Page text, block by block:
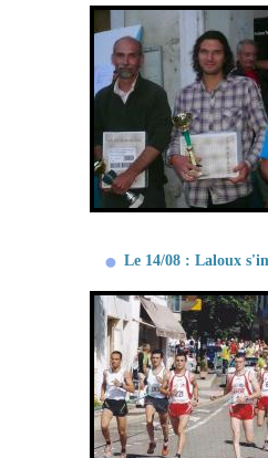
Le 14/08 : Laloux